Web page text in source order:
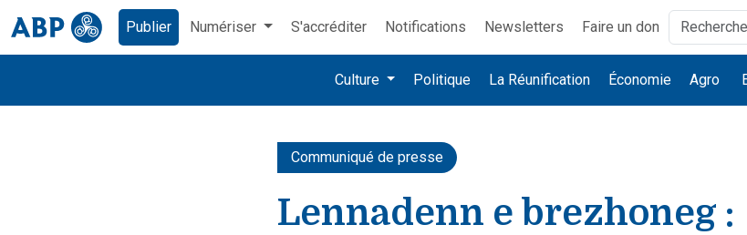
Publier Numériser S'accréditer Notifications Newsletters Faire un don
Culture Politique La Réunification Économie Agro
Communiqué de presse
Lennadenn e brezhoneg :